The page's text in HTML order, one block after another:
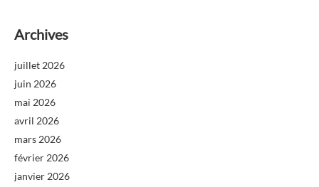
Archives
juillet 2026
juin 2026
mai 2026
avril 2026
mars 2026
février 2026
janvier 2026